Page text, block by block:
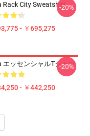
Rack City Sweatshirt
- ￥695,275
-20%
エッセンシャルTシャツ
- ￥442,250
-20%